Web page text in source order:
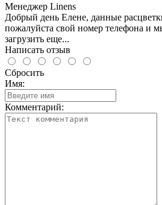
Менеджер Linens
Добрый день Елене, данные
пожалуйста свой номер телефона и
загрузить еще...
Написать отзыв
Сбросить
Имя:
Комментарий: